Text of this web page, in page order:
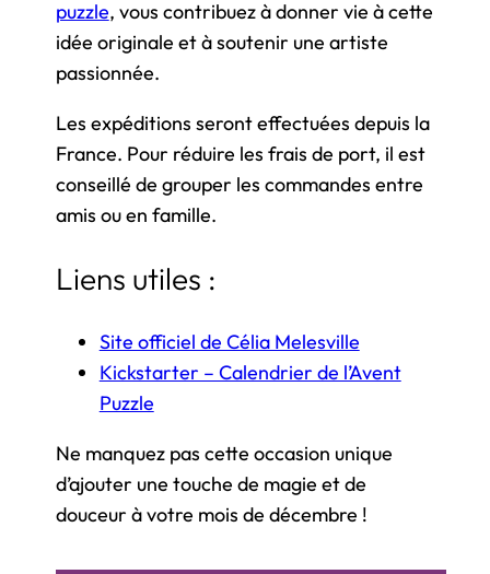
puzzle, vous contribuez à donner vie à cette
idée originale et à soutenir une artiste
passionnée.
Les expéditions seront effectuées depuis la
France. Pour réduire les frais de port, il est
conseillé de grouper les commandes entre
amis ou en famille.
Liens utiles :
Site officiel de Célia Melesville
Kickstarter – Calendrier de l’Avent
Puzzle
Ne manquez pas cette occasion unique
d’ajouter une touche de magie et de
douceur à votre mois de décembre !